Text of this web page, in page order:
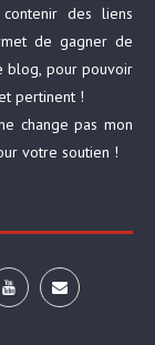
des liens
de gagner de
blog, pour pouvoir
pertinent !
change pas mon
votre soutien !